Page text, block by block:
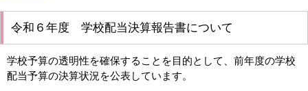
令和６年度 学校配当決算報告書について
学校予算の透明性を確保することを目的として、前年度の学校
配当予算の決算状況を公表しています。